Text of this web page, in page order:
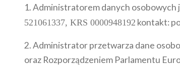
1. Administratorem danych osobowych
521061337, KRS 0000948192 kontakt:
2. Administrator przetwarza dane
oraz Rozporządzeniem Parlamentu